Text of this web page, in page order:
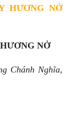
HƯƠNG NỞ
NỞ
Chánh Nghĩa,